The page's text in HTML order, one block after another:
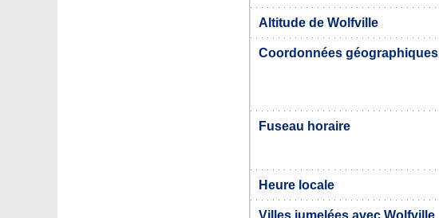
Altitude de Wolfville
Coordonnées géographiques
Fuseau horaire
Heure locale
Villes jumelées avec Wolfville